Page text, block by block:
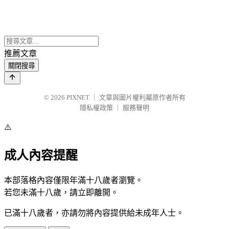
推薦文章
關閉搜尋
© 2026 PIXNET
文章與圖片權利屬原作者所有
隱私權政策
服務聲明
⚠️
成人內容提醒
本部落格內容僅限年滿十八歲者瀏覽。
若您未滿十八歲，請立即離開。
已滿十八歲者，亦請勿將內容提供給未成年人士。